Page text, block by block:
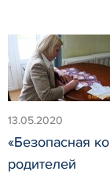
13.05.2020
«Безопасная
родителей